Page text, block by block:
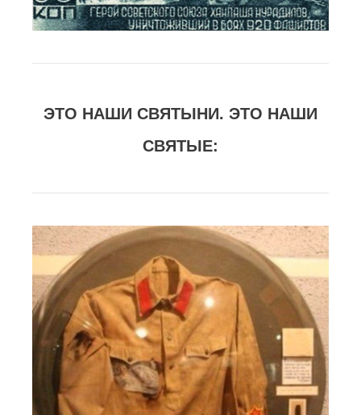
ЭТО НАШИ СВЯТЫНИ. ЭТО НАШИ
СВЯТЫЕ: